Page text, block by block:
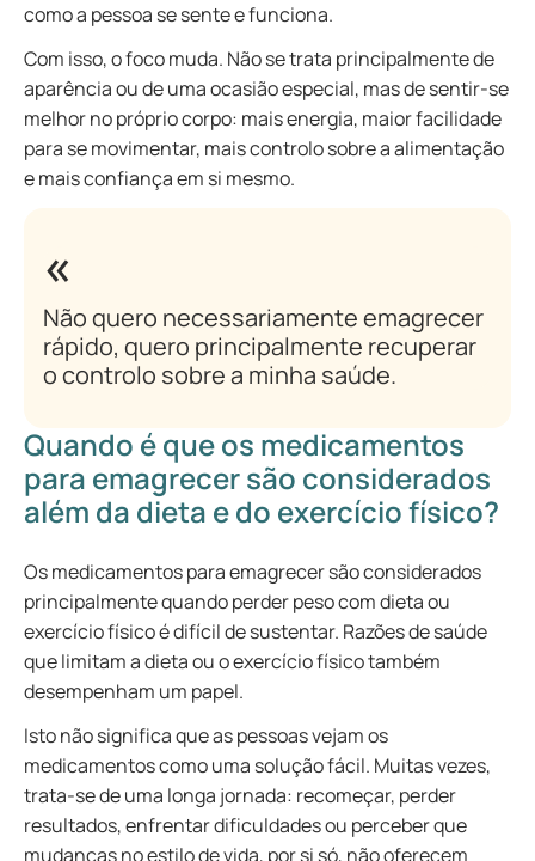
como a pessoa se sente e funciona.
Com isso, o foco muda. Não se trata principalmente de
aparência ou de uma ocasião especial, mas de sentir-se
melhor no próprio corpo: mais energia, maior facilidade
para se movimentar, mais controlo sobre a alimentação
e mais confiança em si mesmo.
Não quero necessariamente emagrecer
rápido, quero principalmente recuperar
o controlo sobre a minha saúde.
Quando é que os medicamentos
para emagrecer são considerados
além da dieta e do exercício físico?
Os medicamentos para emagrecer são considerados
principalmente quando perder peso com dieta ou
exercício físico é difícil de sustentar. Razões de saúde
que limitam a dieta ou o exercício físico também
desempenham um papel.
Isto não significa que as pessoas vejam os
medicamentos como uma solução fácil. Muitas vezes,
trata-se de uma longa jornada: recomeçar, perder
resultados, enfrentar dificuldades ou perceber que
mudanças no estilo de vida, por si só, não oferecem